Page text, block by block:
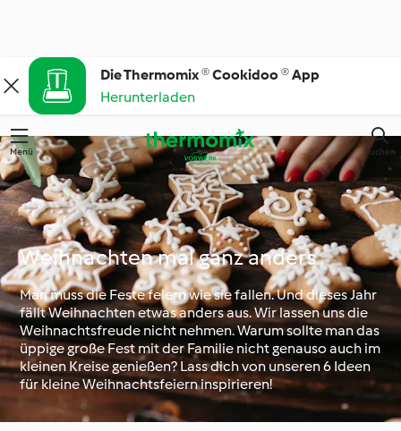
Die Thermomix ® Cookidoo ® App
Herunterladen
Menü Suchen
Weihnachten mal ganz anders
Man muss die Feste feiern wie sie fallen. Und dieses Jahr
fällt Weihnachten etwas anders aus. Wir lassen uns die
Weihnachtsfreude nicht nehmen. Warum sollte man das
üppige große Fest mit der Familie nicht genauso auch im
kleinen Kreise genießen? Lass dich von unseren 6 Ideen
für kleine Weihnachtsfeiern inspirieren!